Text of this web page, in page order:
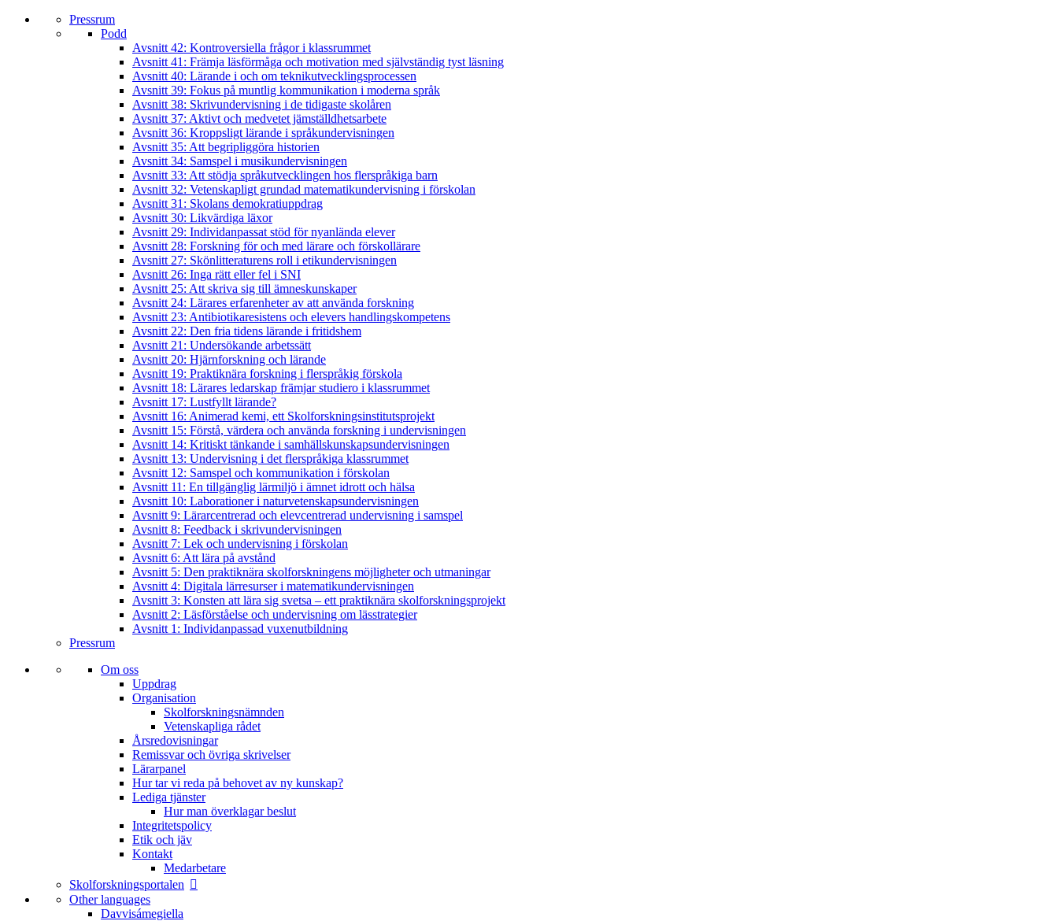
Pressrum
Podd
Avsnitt 42: Kontroversiella frågor i klassrummet
Avsnitt 41: Främja läsförmåga och motivation med självständig tyst läsning
Avsnitt 40: Lärande i och om teknikutvecklingsprocessen
Avsnitt 39: Fokus på muntlig kommunikation i moderna språk
Avsnitt 38: Skrivundervisning i de tidigaste skolåren
Avsnitt 37: Aktivt och medvetet jämställdhetsarbete
Avsnitt 36: Kroppsligt lärande i språkundervisningen
Avsnitt 35: Att begripliggöra historien
Avsnitt 34: Samspel i musikundervisningen
Avsnitt 33: Att stödja språkutvecklingen hos flerspråkiga barn
Avsnitt 32: Vetenskapligt grundad matematikundervisning i förskolan
Avsnitt 31: Skolans demokratiuppdrag
Avsnitt 30: Likvärdiga läxor
Avsnitt 29: Individanpassat stöd för nyanlända elever
Avsnitt 28: Forskning för och med lärare och förskollärare
Avsnitt 27: Skönlitteraturens roll i etikundervisningen
Avsnitt 26: Inga rätt eller fel i SNI
Avsnitt 25: Att skriva sig till ämneskunskaper
Avsnitt 24: Lärares erfarenheter av att använda forskning
Avsnitt 23: Antibiotikaresistens och elevers handlingskompetens
Avsnitt 22: Den fria tidens lärande i fritidshem
Avsnitt 21: Undersökande arbetssätt
Avsnitt 20: Hjärnforskning och lärande
Avsnitt 19: Praktiknära forskning i flerspråkig förskola
Avsnitt 18: Lärares ledarskap främjar studiero i klassrummet
Avsnitt 17: Lustfyllt lärande?
Avsnitt 16: Animerad kemi, ett Skolforskningsinstitutsprojekt
Avsnitt 15: Förstå, värdera och använda forskning i undervisningen
Avsnitt 14: Kritiskt tänkande i samhällskunskapsundervisningen
Avsnitt 13: Undervisning i det flerspråkiga klassrummet
Avsnitt 12: Samspel och kommunikation i förskolan
Avsnitt 11: En tillgänglig lärmiljö i ämnet idrott och hälsa
Avsnitt 10: Laborationer i naturvetenskapsundervisningen
Avsnitt 9: Lärarcentrerad och elevcentrerad undervisning i samspel
Avsnitt 8: Feedback i skrivundervisningen
Avsnitt 7: Lek och undervisning i förskolan
Avsnitt 6: Att lära på avstånd
Avsnitt 5: Den praktiknära skolforskningens möjligheter och utmaningar
Avsnitt 4: Digitala lärresurser i matematikundervisningen
Avsnitt 3: Konsten att lära sig svetsa – ett praktiknära skolforskningsprojekt
Avsnitt 2: Läsförståelse och undervisning om lässtrategier
Avsnitt 1: Individanpassad vuxenutbildning
Pressrum
Om oss
Uppdrag
Organisation
Skolforskningsnämnden
Vetenskapliga rådet
Årsredovisningar
Remissvar och övriga skrivelser
Lärarpanel
Hur tar vi reda på behovet av ny kunskap?
Lediga tjänster
Hur man överklagar beslut
Integritetspolicy
Etik och jäv
Kontakt
Medarbetare
Skolforskningsportalen
Other languages
Davvisámegiella